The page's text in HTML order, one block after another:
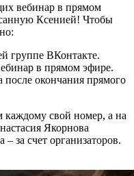
вебинар в прямом
Ксенией! Чтобы
группе ВКонтакте.
в прямом эфире.
после окончания прямого
свой номер, а на
Якорнова
за счет организаторов.